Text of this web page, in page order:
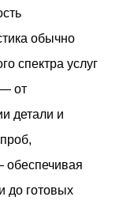
обычно
спектра услуг
от
детали и
обеспечивая
до готовых